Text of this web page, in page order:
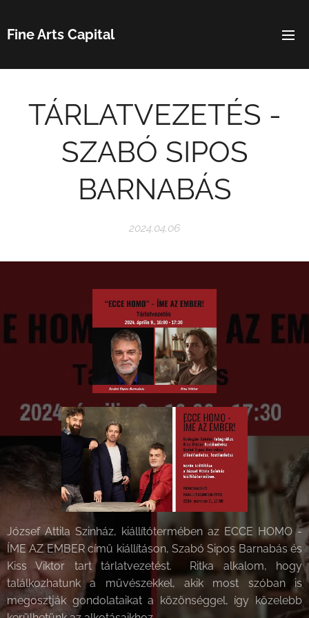
Fine Arts Capital
TÁRLATVEZETÉS -
SZABÓ SIPOS
BARNABÁS
2024.04.06
József Attila Szinház, kiállítótermében az ECCE HOMO -
ÍME AZ EMBER című kiállításon, Szabó Sipos Barnabás és
Kiss Viktor tart tárlatvezetést. Ritka alkalom, hogy
találkozhatunk a művészekkel, akik most szóban is
megosztják gondolataikat a közönséggel, így közelebb